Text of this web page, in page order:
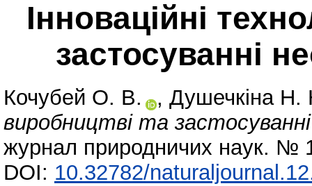
Інноваційні
застосуванні
Кочубей О. В. , Душечкіна
виробництві та
журнал природничих наук. №
DOI: 10.32782/